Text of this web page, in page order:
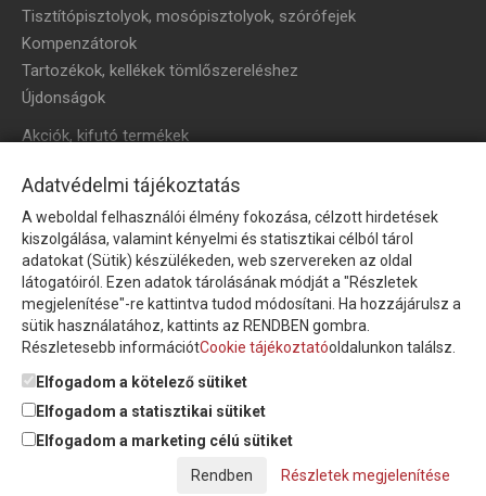
Tisztítópisztolyok, mosópisztolyok, szórófejek
Kompenzátorok
Tartozékok, kellékek tömlőszereléshez
Újdonságok
Akciók, kifutó termékek
HÍRLEVÉL
Íratkozzon fel hírlevelünkre!
Feliratkozom a hírlevélre és nyilatkozom, hogy azadatkezelési
tájékoztatót elolvastam, megismertem és elfogadom.
© Copyright Triász-Tömlő Kft. | Minden jog fenntartva!
Adatvédelmi tájékoztatás
A weboldal felhasználói élmény fokozása, célzott hirdetések
kiszolgálása, valamint kényelmi és statisztikai célból tárol
adatokat (Sütik) készülékeden, web szervereken az oldal
látogatóiról. Ezen adatok tárolásának módját a "Részletek
megjelenítése"-re kattintva tudod módosítani. Ha hozzájárulsz a
sütik használatához, kattints az RENDBEN gombra.
Részletesebb információtCookie tájékoztatóoldalunkon találsz.
Elfogadom a kötelező sütiket
Elfogadom a statisztikai sütiket
Elfogadom a marketing célú sütiket
Részletek megjelenítése